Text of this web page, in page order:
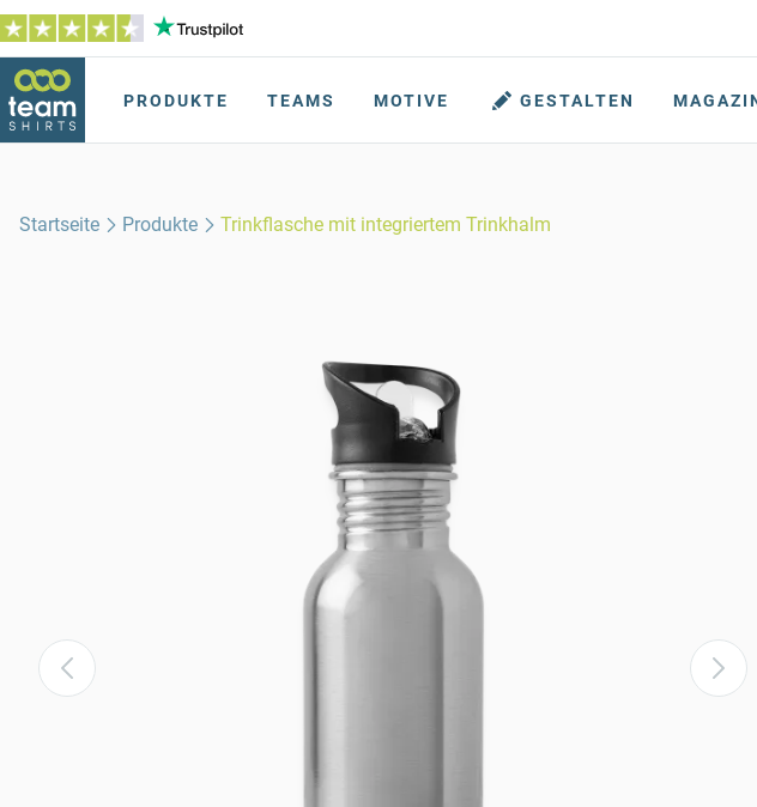
PRODUKTE TEAMS MOTIVE GESTALTEN
Startseite Produkte Trinkflasche mit integriertem Trinkhalm